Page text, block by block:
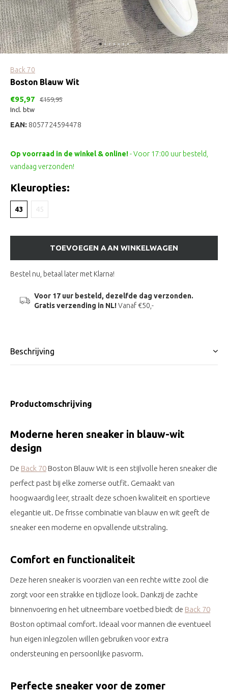
Back 70
Boston Blauw Wit
€95,97
€159,95
Incl. btw
EAN: 8057724594478
Op voorraad in de winkel & online!- Voor 17:00 uur besteld,
vandaag verzonden!
Kleuropties:
43 45
TOEVOEGEN AAN WINKELWAGEN
Bestel nu, betaal later met Klarna!
Voor 17 uur besteld, dezelfde dag verzonden.
Gratis verzending in NL!Vanaf €50,-
Beschrijving
Productomschrijving
Moderne heren sneaker in blauw-wit
design
De Back 70 Boston Blauw Wit is een stijlvolle heren sneaker die
perfect past bij elke zomerse outfit. Gemaakt van
hoogwaardig leer, straalt deze schoen kwaliteit en sportieve
elegantie uit. De frisse combinatie van blauw en wit geeft de
sneaker een moderne en opvallende uitstraling.
Comfort en functionaliteit
Deze heren sneaker is voorzien van een rechte witte zool die
zorgt voor een strakke en tijdloze look. Dankzij de zachte
binnenvoering en het uitneembare voetbed biedt de Back 70
Boston optimaal comfort. Ideaal voor mannen die eventueel
hun eigen inlegzolen willen gebruiken voor extra
ondersteuning en persoonlijke pasvorm.
Perfecte sneaker voor de zomer